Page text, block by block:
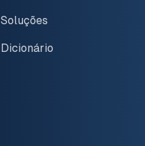
Soluções
Dicionário